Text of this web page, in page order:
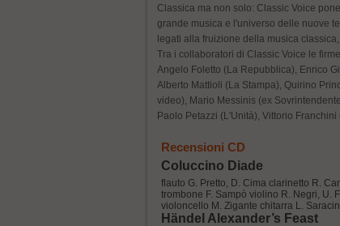
Classica ma non solo: Classic Voice
grande musica e l'universo delle nuove
legati alla fruizione della musica
Tra i collaboratori di Classic Voice le
Angelo Foletto (La Repubblica), Enrico
Alberto Mattioli (La Stampa), Quirino
video), Mario Messinis (ex
Paolo Petazzi (L'Unità), Vittorio
Recensioni CD
Coluccino Diade
flauto G. Pretto, D. Cima clarinetto R.
trombone F. Sampò violino R. Negri, U.
violoncello M. Zigante chitarra L.
Händel Alexander’s Feast